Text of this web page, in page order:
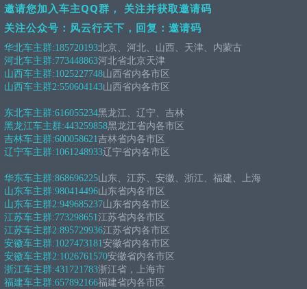
邀请您加入车主QQ群， 关注并获取邀请码
关注公众号：风云行天下，回复：邀请码
华北车主群:185720193北京、河北、山西、天津、内蒙古
河北车主群:773448863河北省北京天津
山西车主群:1025227748山西省内各市区
山西车主群2:550604143山西省内各市区
东北车主群:616055234黑龙江、辽宁、吉林
黑龙江车主群:443259858黑龙江省内各市区
吉林车主群:600058621吉林省内各市区
辽宁车主群:1061248933辽宁省内各市区
华东车主群:868696225山东、江苏、安徽、浙江、福建、上海
山东车主群:980414496山东省内各市区
山东车主群2:949685237山东省内各市区
江苏车主群:773298651江苏省内各市区
江苏车主群2:895729936江苏省内各市区
安徽车主群:1027473181安徽省内各市区
安徽车主群2:1026761570安徽省内各市区
浙江车主群:431721783浙江省，上海市
福建车主群:657892166福建省内各市区